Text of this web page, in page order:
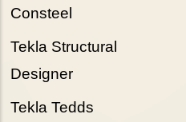
Consteel
Tekla Structural
Designer
Tekla Tedds